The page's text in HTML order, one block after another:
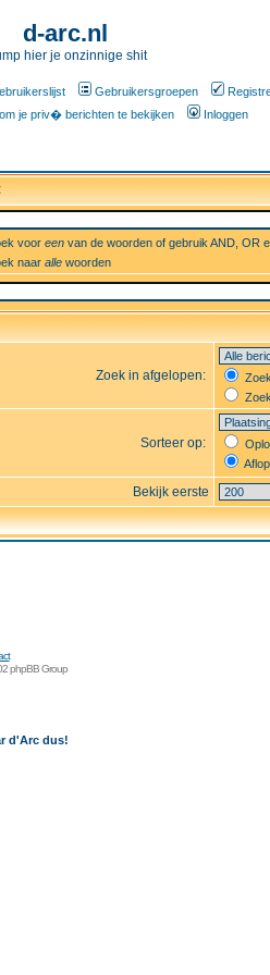
d-arc.nl
hier je onzinnige shit
Gebruikersgroepen
je priv� berichten te bekijken Inloggen
voor een van de woorden of gebruik AND, OR
naar alle woorden
Zoek in afgelopen:
Sorteer op:
Bekijk eerste
phpBB Group
d'Arc dus!